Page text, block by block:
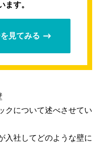
ます。
見てみる
クについて述べさせてい
入社してどのような壁に